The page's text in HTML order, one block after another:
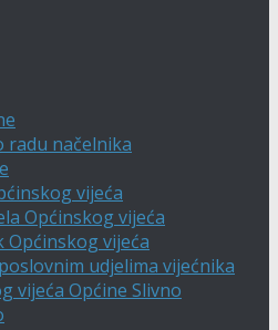
radu načelnika
vijeća
Općinskog vijeća
Općinskog vijeća
udjelima vijećnika
vijeća Općine Slivno